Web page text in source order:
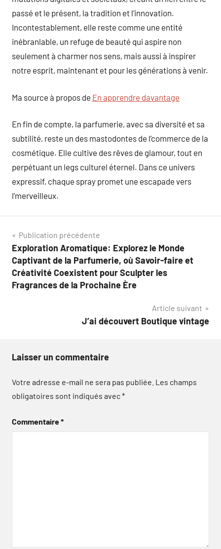
passé et le présent, la tradition et l’innovation.
Incontestablement, elle reste comme une entité
inébranlable, un refuge de beauté qui aspire non
seulement à charmer nos sens, mais aussi à inspirer
notre esprit, maintenant et pour les générations à venir.
Ma source à propos de En apprendre davantage
En fin de compte, la parfumerie, avec sa diversité et sa
subtilité, reste un des mastodontes de l’commerce de la
cosmétique. Elle cultive des rêves de glamour, tout en
perpétuant un legs culturel éternel. Dans ce univers
expressif, chaque spray promet une escapade vers
l’merveilleux.
Navigation
de
l’article
Publication précédente
Exploration Aromatique: Explorez le Monde
Captivant de la Parfumerie, où Savoir-faire et
Créativité Coexistent pour Sculpter les
Fragrances de la Prochaine Ère
Article suivant
J’ai découvert Boutique vintage
Laisser un commentaire
Votre adresse e-mail ne sera pas publiée. Les champs
obligatoires sont indiqués avec*
Commentaire*